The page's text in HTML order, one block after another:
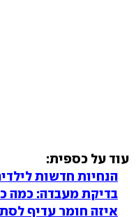
עוד על כספית:
הנחיות חדשות
בדיקת מעבדה: כמה
איזה חומר עדיף